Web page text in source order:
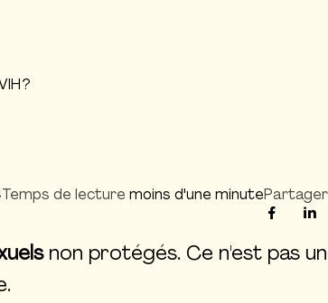
?
Temps de lecture moins d'une minute
non protégés. Ce n'est pas